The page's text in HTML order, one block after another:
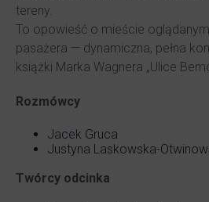
tereny.
To opowieść o mieście
pasażera — dynamiczna, pełna
książki Marka Wagnera „Ulice
Rozmówcy
Jacek Gruca
Justyna Laskowska-
Twórcy odcinka